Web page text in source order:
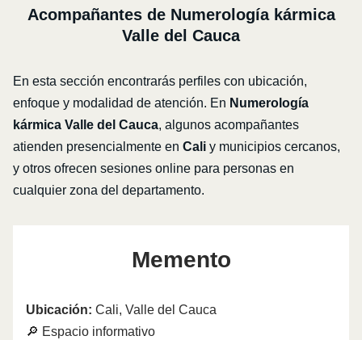
Acompañantes de Numerología kármica
Valle del Cauca
En esta sección encontrarás perfiles con ubicación,
enfoque y modalidad de atención. En Numerología
kármica Valle del Cauca, algunos acompañantes
atienden presencialmente en Cali y municipios cercanos,
y otros ofrecen sesiones online para personas en
cualquier zona del departamento.
Memento
Ubicación: Cali, Valle del Cauca
🔎 Espacio informativo